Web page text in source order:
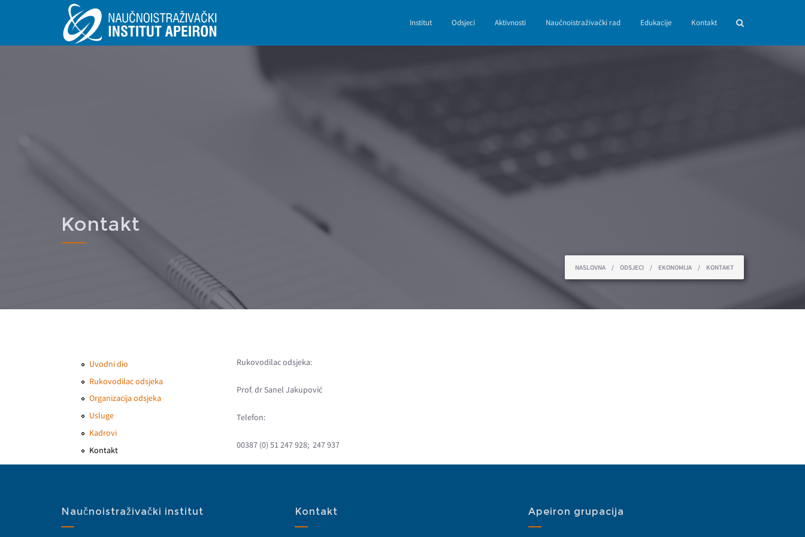
Skip to main content
Institut Odsjeci Aktivnosti Naučnoistraživački rad Edukacije Kontakt
Kontakt
NASLOVNA / ODSJECI / EKONOMIJA / KONTAKT
Uvodni dio
Rukovodilac odsjeka
Organizacija odsjeka
Usluge
Kadrovi
Kontakt
Rukovodilac odsjeka:
Prof. dr Sanel Jakupović
Telefon:
00387 (0) 51 247 928; 247 937
Naučnoistraživački institut Kontakt Apeiron grupacija